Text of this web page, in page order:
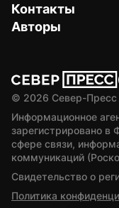
Контакты
Авторы
© 2026 Север-
Информационное
зарегистрировано в
сфере связи,
коммуникаций
Свидетельство о
Политика